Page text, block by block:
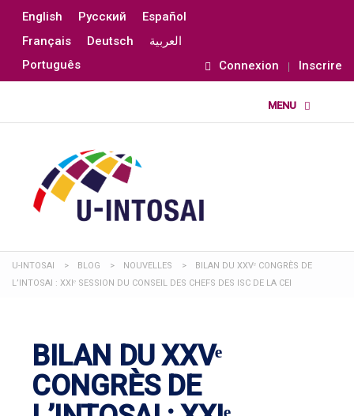
English Русский
Español
Français
Deutsch
العربية
Português
Connexion Inscrire
U-INTOSAI > BLOG > NOUVELLES >
BILAN DU XXVᵉ CONGRÈS DE
L’INTOSAI : XXIᵉ SESSION DU CONSEIL DES CHEFS DES ISC DE LA CEI
BILAN DU XXVᵉ
CONGRÈS DE